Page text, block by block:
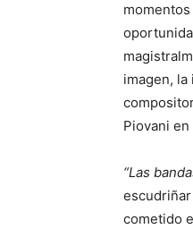
imagen,
Piovani
“Las
cometido